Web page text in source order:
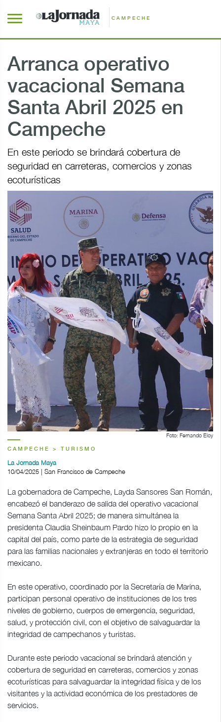
CAMPECHE
Arranca operativo
vacacional Semana
Santa Abril 2025 en
Campeche
En este periodo se brindará cobertura de
seguridad en carreteras, comercios y zonas
ecoturísticas
Foto: Fernando Eloy
CAMPECHE > TURISMO
La Jornada Maya
10/04/2025 | San Francisco de Campeche
La gobernadora de Campeche, Layda Sansores San Román,
encabezó el banderazo de salida del operativo vacacional
Semana Santa Abril 2025; de manera simultánea la
presidenta Claudia Sheinbaum Pardo hizo lo propio en la
capital del país, como parte de la estrategia de seguridad
para las familias nacionales y extranjeras en todo el territorio
mexicano.
En este operativo, coordinado por la Secretaría de Marina,
participan personal operativo de instituciones de los tres
niveles de gobierno, cuerpos de emergencia, seguridad,
salud, y protección civil, con el objetivo de salvaguardar la
integridad de campechanos y turistas.
Durante este periodo vacacional se brindará atención y
cobertura de seguridad en carreteras, comercios y zonas
ecoturísticas para salvaguardar la integridad física y de los
visitantes y la actividad económica de los prestadores de
servicios.